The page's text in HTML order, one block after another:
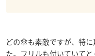
どの傘も素敵ですが、特
た。フリルも付いていて